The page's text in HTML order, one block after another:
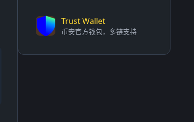
Trust Wallet
币安官方钱包，多链支持